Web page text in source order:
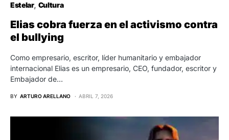
Estelar Cultura
Elias cobra fuerza en el activismo contra
el bullying
Como empresario, escritor, líder humanitario y embajador
internacional Elias es un empresario, CEO, fundador, escritor y
Embajador de…
BY ARTURO ARELLANO ABRIL 7, 2026